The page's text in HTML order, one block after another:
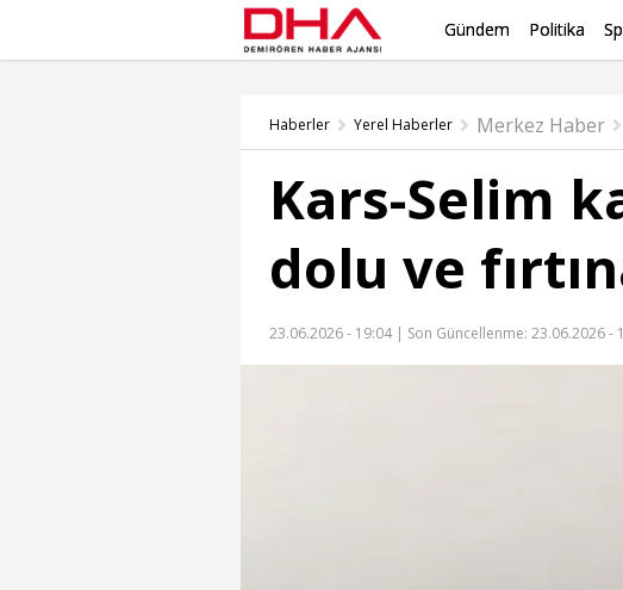
Gündem Politika
Haberler Yerel Haberler Merkez Haber
Kars-Selim
dolu ve
23.06.2026 - 19:04 | Son Güncellenme: 23.06.2026 -